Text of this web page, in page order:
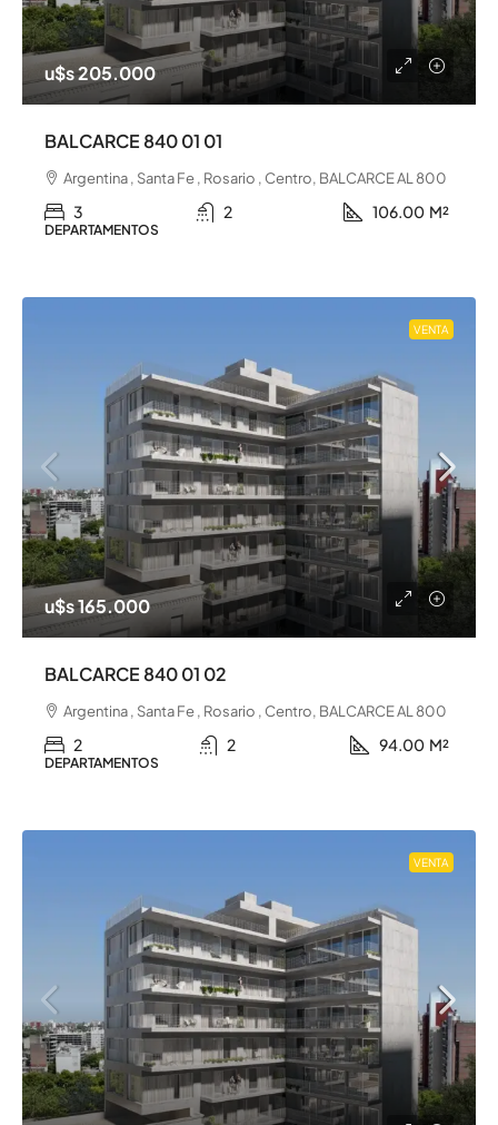
u$s 205.000
BALCARCE 840 01 01
Argentina , Santa Fe , Rosario , Centro, BALCARCE AL 800
3 2 106.00 M²
DEPARTAMENTOS
VENTA
u$s 165.000
BALCARCE 840 01 02
Argentina , Santa Fe , Rosario , Centro, BALCARCE AL 800
2 2 94.00 M²
DEPARTAMENTOS
VENTA